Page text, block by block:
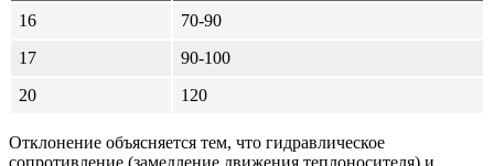
16
70-90
17
90-100
20
120
Отклонение объясняется тем, что гидравлическое
сопротивление (замедление движения теплоносителя) и